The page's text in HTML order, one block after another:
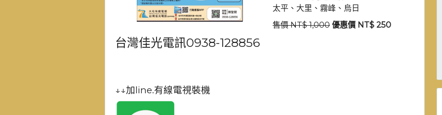
太平、大里、霧峰、烏日
售價 NT$ 1,000 優惠價 NT$ 250
台灣佳光電訊0938-128856
↓↓加line.有線電視裝機